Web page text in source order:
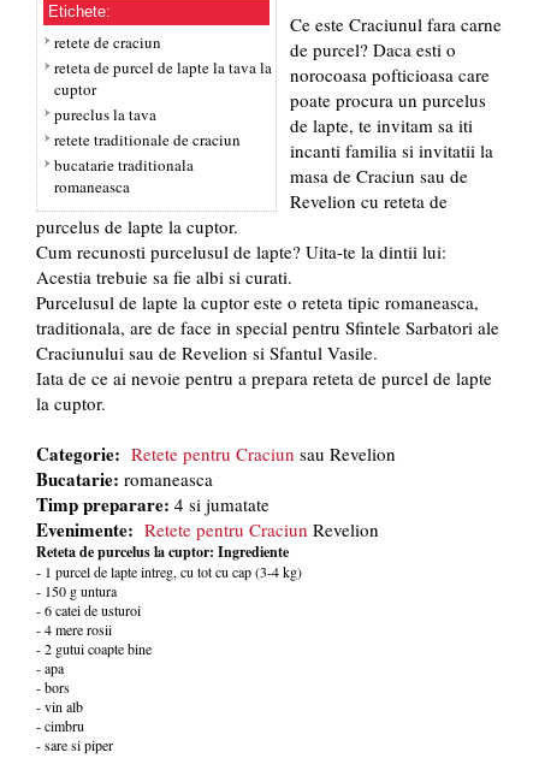
Etichete:
retete de craciun
reteta de purcel de lapte la tava la
cuptor
pureclus la tava
retete traditionale de craciun
bucatarie traditionala
romaneasca
Ce este Craciunul fara carne
de purcel? Daca esti o
norocoasa pofticioasa care
poate procura un purcelus
de lapte, te invitam sa iti
incanti familia si invitatii la
masa de Craciun sau de
Revelion cu reteta de
purcelus de lapte la cuptor.
Cum recunosti purcelusul de lapte? Uita-te la dintii lui:
Acestia trebuie sa fie albi si curati.
Purcelusul de lapte la cuptor este o reteta tipic romaneasca,
traditionala, are de face in special pentru Sfintele Sarbatori ale
Craciunului sau de Revelion si Sfantul Vasile.
Iata de ce ai nevoie pentru a prepara reteta de purcel de lapte
la cuptor.
Categorie: Retete pentru Craciun sau Revelion
Bucatarie: romaneasca
Timp preparare: 4 si jumatate
Evenimente: Retete pentru Craciun Revelion
Reteta de purcelus la cuptor: Ingrediente
- 1 purcel de lapte intreg, cu tot cu cap (3-4 kg)
- 150 g untura
- 6 catei de usturoi
- 4 mere rosii
- 2 gutui coapte bine
- apa
- bors
- vin alb
- cimbru
- sare si piper